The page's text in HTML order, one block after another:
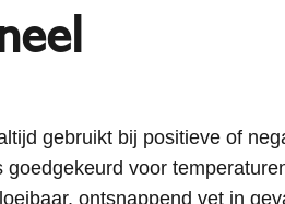
gebruikt bij positieve of
voor
ontsnappend vet in